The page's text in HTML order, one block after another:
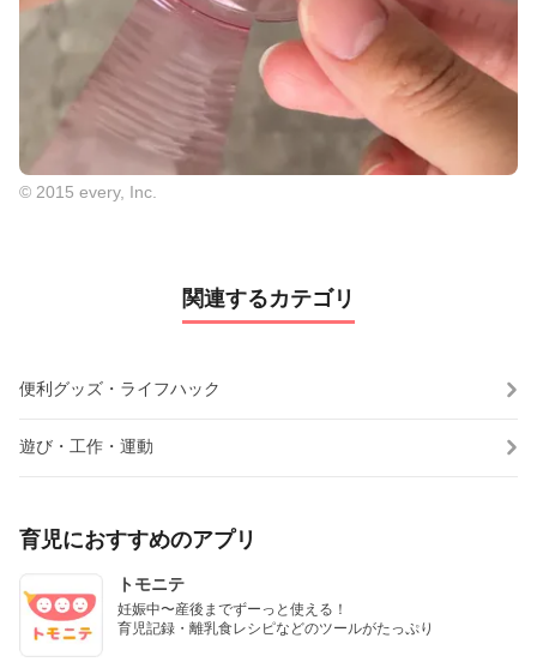
© 2015 every, Inc.
関連するカテゴリ
便利グッズ・ライフハック
遊び・工作・運動
育児におすすめのアプリ
トモニテ
妊娠中〜産後までずーっと使える！
育児記録・離乳食レシピなどのツールがたっぷり